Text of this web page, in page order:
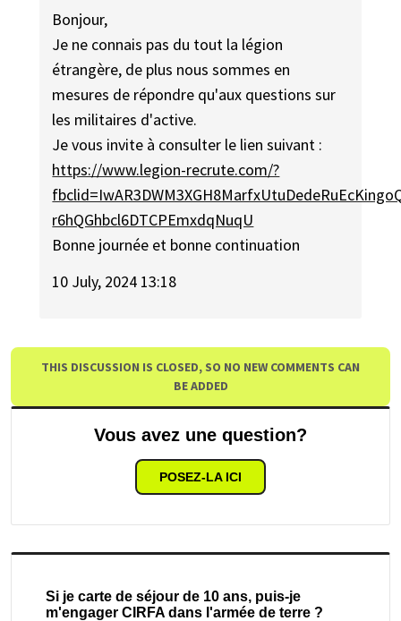
Bonjour,
Je ne connais pas du tout la légion
étrangère, de plus nous sommes en
mesures de répondre qu'aux questions sur
les militaires d'active.
Je vous invite à consulter le lien suivant :
https://www.legion-recrute.com/?
r6hQGhbcl6DTCPEmxdqNuqU
Bonne journée et bonne continuation
10 July, 2024 13:18
THIS DISCUSSION IS CLOSED, SO NO NEW COMMENTS CAN
BE ADDED
Vous avez une question?
POSEZ-LA ICI
Si je carte de séjour de 10 ans, puis-je
m'engager CIRFA dans l'armée de terre ?